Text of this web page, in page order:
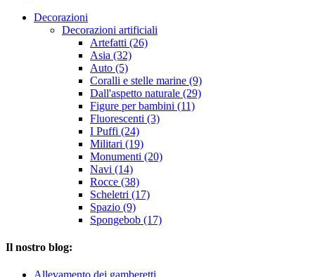
Decorazioni
Decorazioni artificiali
Artefatti (26)
Asia (32)
Auto (5)
Coralli e stelle marine (9)
Dall'aspetto naturale (29)
Figure per bambini (11)
Fluorescenti (3)
I Puffi (24)
Militari (19)
Monumenti (20)
Navi (14)
Rocce (38)
Scheletri (17)
Spazio (9)
Spongebob (17)
Il nostro blog: